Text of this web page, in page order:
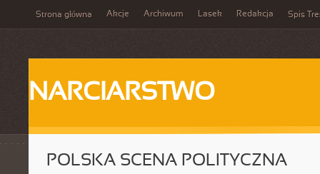
Strona główna Akcje Archiwum Lasek Redakcja Spis
NARCIARSTWO
POLSKA SCENA POLITYCZNA